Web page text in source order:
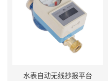
水表自动无线抄报平台